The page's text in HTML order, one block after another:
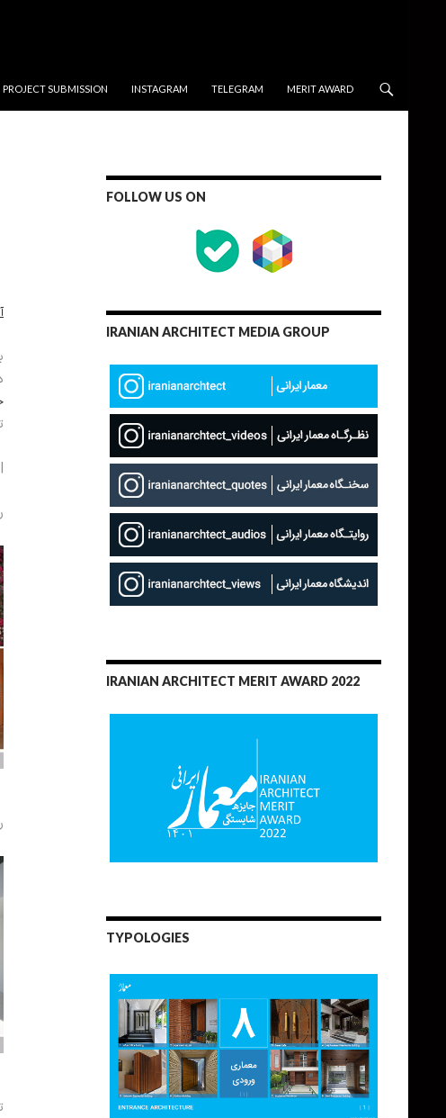
PROJECT SUBMISSION INSTAGRAM TELEGRAM MERIT AWARD
FOLLOW US ON
IRANIAN ARCHITECT MEDIA GROUP
IRANIAN ARCHITECT MERIT AWARD 2022
TYPOLOGIES